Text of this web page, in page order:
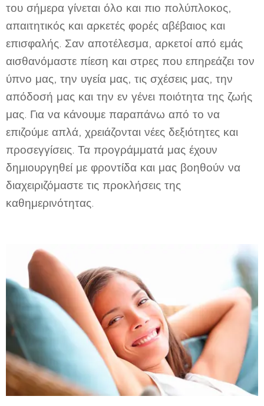
του σήμερα γίνεται όλο και πιο πολύπλοκος,
απαιτητικός και αρκετές φορές αβέβαιος και
επισφαλής. Σαν αποτέλεσμα, αρκετοί από εμάς
αισθανόμαστε πίεση και στρες που επηρεάζει τον
ύπνο μας, την υγεία μας, τις σχέσεις μας, την
απόδοσή μας και την εν γένει ποιότητα της ζωής
μας. Για να κάνουμε παραπάνω από το να
επιζούμε απλά, χρειάζονται νέες δεξιότητες και
προσεγγίσεις. Τα προγράμματά μας έχουν
δημιουργηθεί με φροντίδα και μας βοηθούν να
διαχειριζόμαστε τις προκλήσεις της
καθημερινότητας.